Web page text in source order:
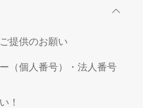
提供のお願い
（個人番号）・法人番号
！